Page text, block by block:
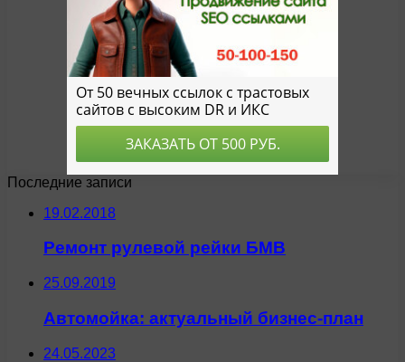
Последние записи
19.02.2018
Ремонт рулевой рейки БМВ
25.09.2019
Автомойка: актуальный бизнес-план
24.05.2023